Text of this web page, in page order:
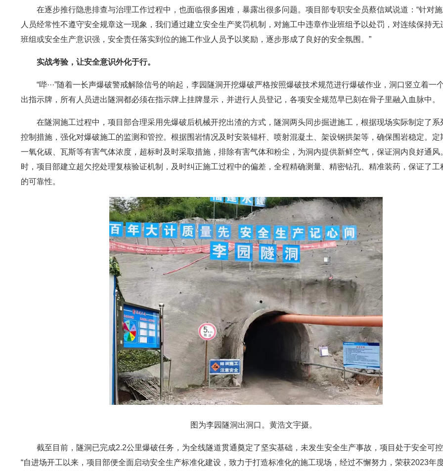
在逐步推行隐患排查与治理工作过程中，也面临很多困难，暴露出很多问题。项目部专职安全员蔡信斌说道：“针对
人员经常性不遵守安全规章这一现象，我们通过建立安全生产奖罚机制，对施工中违章作业班组予以处罚，对连续保持无
班组或安全生产意识强，安全责任落实到位的施工作业人员予以奖励，逐步形成了良好的安全氛围。”
实战考验，让安全意识外化于行。
“哔···”随着一长声爆破警戒解除信号的响起，李园隧洞开挖爆破严格按照爆破技术规范进行爆破作业，洞口竖立着一
出指示牌，所有人员进出隧洞都必须在指示牌上挂牌显示，并进行人员登记，各项安全规范早已刻在骨子里融入血脉中。
在隧洞施工过程中，项目部合理采用先爆破后机械开挖出渣的方式，隧洞两头同步掘进施工，根据现场实际制定了系
控制措施，强化对爆破施工的监测和管控。根据围岩情况及时安装锚杆、喷射混凝土、架设钢拱架等，确保围岩稳定。定
一氧化碳、瓦斯等有害气体浓度，超标时及时采取措施，排除有害气体和粉尘，为洞内提供新鲜空气，保证洞内良好通风
时，项目部建立超欠挖处理复核验证机制，及时纠正施工过程中的偏差，全程精确测量、精密钻孔、精准装药，保证了工
的可靠性。
图为李园隧洞出洞口。黄浩文宇摄。
截至目前，隧洞已完成2.2公里爆破任务，为全线隧道贯通奠定了坚实基础，未发生安全生产事故，项目处于安全可
“自进场开工以来，项目部便全面启动安全生产标准化建设，致力于打造标准化的施工现场，经过不懈努力，荣获2023年